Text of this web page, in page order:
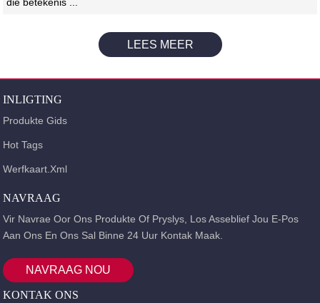
die betekenis ...
LEES MEER
INLIGTING
Produkte Gids
Hot Tags
Werfkaart.xml
NAVRAAG
Vir Navrae Oor Ons Produkte Of Pryslys, Los Asseblief Jou E-Pos
Aan Ons En Ons Sal Binne 24 Uur Kontak Maak.
NAVRAAG NOU
KONTAK ONS